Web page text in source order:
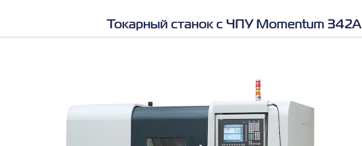
Токарный станок с ЧПУ Momentum 342A